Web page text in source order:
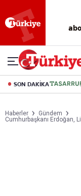
okuma
deneyimi
SON DAKİKA
Haberler
Gündem
Cumhurbaşkanı Erdoğan,